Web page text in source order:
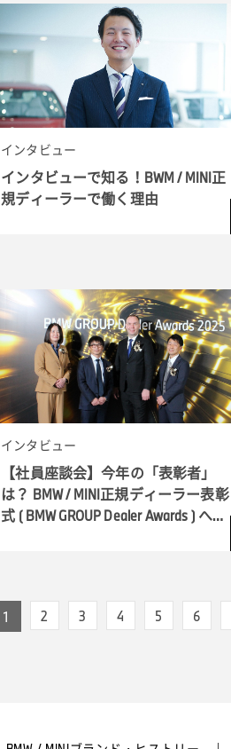
インタビュー
インタビューで知る！BWM / MINI正
規ディーラーで働く理由
インタビュー
【社員座談会】今年の「表彰者」
は？ BMW / MINI正規ディーラー表彰
式 ( BMW GROUP Dealer Awards ) へ潜
1 2 3 4 5 6